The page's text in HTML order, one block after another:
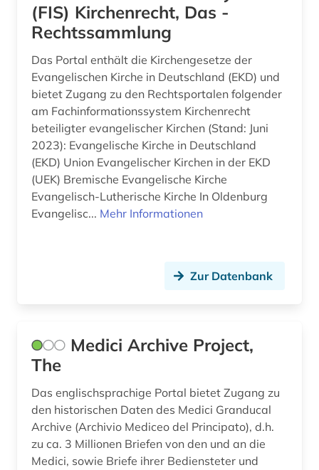
die @linke (1)
digital humanities (1)
digitale karte (1)
digitale musikalien (1)
digitale noten (4)
digitale sammlungen (1)
discovery service (1)
disposition <orgel> (1)
dissertation (3)
dokumentation (2)
(FIS) Kirchenrecht, Das -
Rechtssammlung
Das Portal enthält die Kirchengesetze der
Evangelischen Kirche in Deutschland (EKD) und
bietet Zugang zu den Rechtsportalen folgender
am Fachinformationssystem Kirchenrecht
beteiligter evangelischer Kirchen (Stand: Juni
2023): Evangelische Kirche in Deutschland
(EKD) Union Evangelischer Kirchen in der EKD
(UEK) Bremische Evangelische Kirche
Evangelisch-Lutherische Kirche In Oldenburg
Evangelisc... Mehr Informationen
Zur Datenbank
Medici Archive Project,
The
Das englischsprachige Portal bietet Zugang zu
den historischen Daten des Medici Granducal
Archive (Archivio Mediceo del Principato), d.h.
zu ca. 3 Millionen Briefen von den und an die
Medici, sowie Briefe ihrer Bediensteter und